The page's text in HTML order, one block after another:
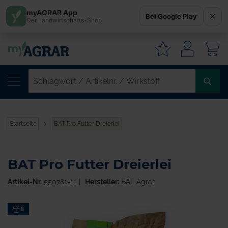
Startseite BAT Pro Futter Dreierlei
Zum8
BAT Pro Futter Dreierlei
Artikel-Nr. 550781-11 Hersteller:BAT Agrar
myAGRAR App
Der Landwirtschafts-Shop Bei Google Play